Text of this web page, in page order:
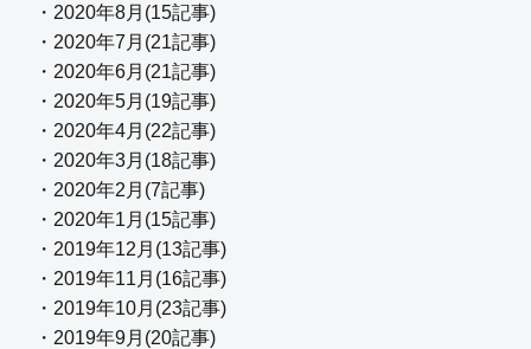
・2020年8月(15記事)
・2020年7月(21記事)
・2020年6月(21記事)
・2020年5月(19記事)
・2020年4月(22記事)
・2020年3月(18記事)
・2020年2月(7記事)
・2020年1月(15記事)
・2019年12月(13記事)
・2019年11月(16記事)
・2019年10月(23記事)
・2019年9月(20記事)